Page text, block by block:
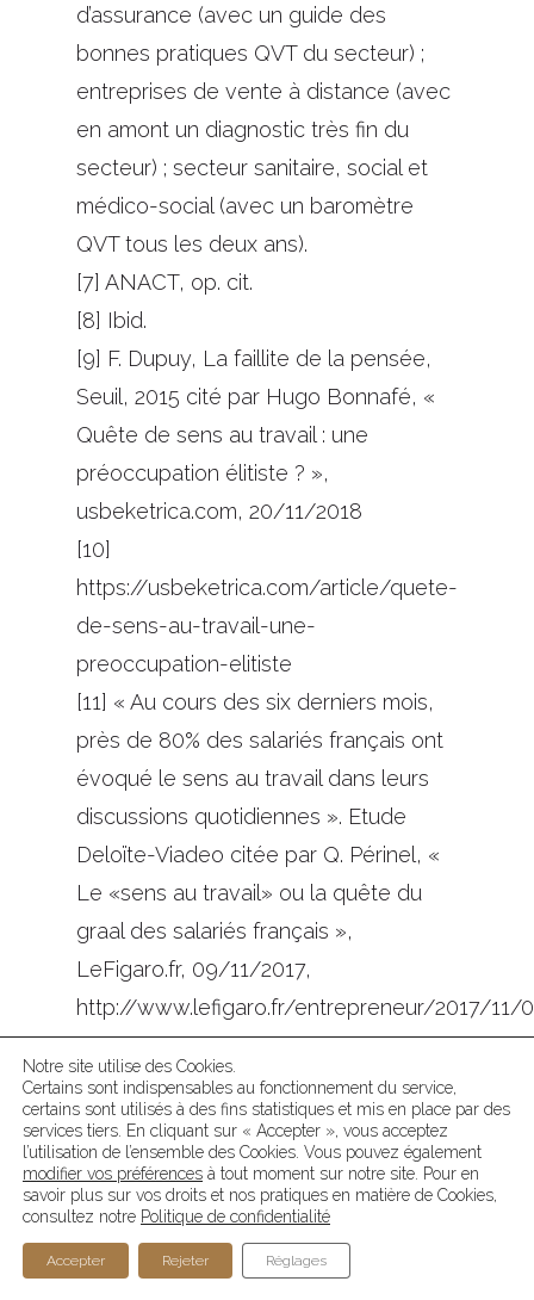
d’assurance (avec un guide des
bonnes pratiques QVT du secteur) ;
entreprises de vente à distance (avec
en amont un diagnostic très fin du
secteur) ; secteur sanitaire, social et
médico-social (avec un baromètre
QVT tous les deux ans).
[7] ANACT, op. cit.
[8] Ibid.
[9] F. Dupuy, La faillite de la pensée,
Seuil, 2015 cité par Hugo Bonnafé, «
Quête de sens au travail : une
préoccupation élitiste ? »,
usbeketrica.com, 20/11/2018
[10]
https://usbeketrica.com/article/quete-
de-sens-au-travail-une-
preoccupation-elitiste
[11] « Au cours des six derniers mois,
près de 80% des salariés français ont
évoqué le sens au travail dans leurs
discussions quotidiennes ». Etude
Deloïte-Viadeo citée par Q. Périnel, «
Le «sens au travail» ou la quête du
graal des salariés français »,
LeFigaro.fr, 09/11/2017,
http://www.lefigaro.fr/entrepreneur/2017/11/
20171109ARTFIG00002-le-sens-au-
travail-ou-la-quete-du-graal-des-
salaries-francais.php
[12] I. Falquy, « Le bien-être au travail
c’est déjà un choix », LesEchos.fr,
https://start.lesechos.fr/emploi-
Notre site utilise des Cookies.
Certains sont indispensables au fonctionnement du service,
certains sont utilisés à des fins statistiques et mis en place par des
services tiers. En cliquant sur « Accepter », vous acceptez
l’utilisation de l’ensemble des Cookies. Vous pouvez également
modifier vos préférences à tout moment sur notre site. Pour en
savoir plus sur vos droits et nos pratiques en matière de Cookies,
consultez notre Politique de confidentialité
Accepter Rejeter Réglages